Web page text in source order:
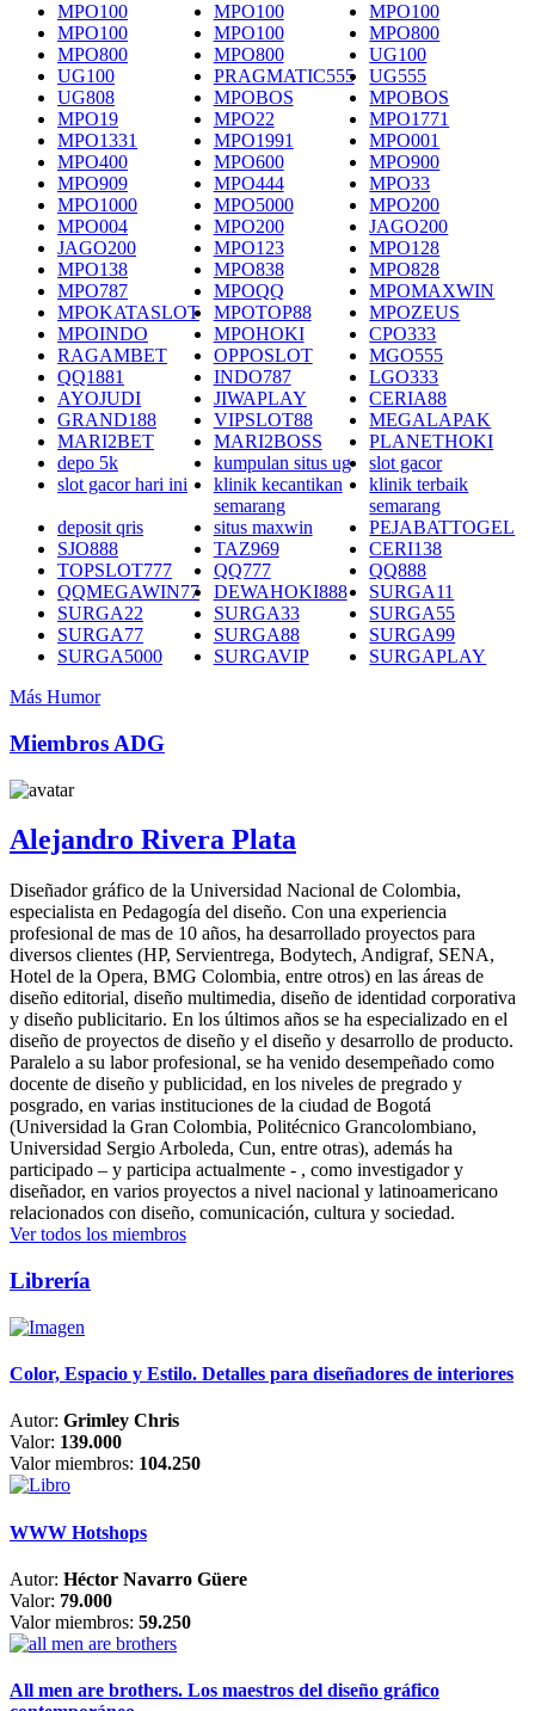
MPO100 MPO100
MPO100
MPO100
MPO100
MPO800
MPO800
MPO800
UG100
UG100
PRAGMATIC555
UG555
UG808
MPOBOS
MPOBOS
MPO19
MPO22
MPO1771
MPO1331
MPO1991
MPO001
MPO400
MPO600
MPO900
MPO909
MPO444
MPO33
MPO1000
MPO5000
MPO200
MPO004
MPO200
JAGO200
JAGO200
MPO123
MPO128
MPO138
MPO838
MPO828
MPO787
MPOQQ
MPOMAXWIN
MPOKATASLOT
MPOTOP88
MPOZEUS
MPOINDO
MPOHOKI
CPO333
RAGAMBET
OPPOSLOT
MGO555
QQ1881
INDO787
LGO333
AYOJUDI
JIWAPLAY
CERIA88
GRAND188
VIPSLOT88
MEGALAPAK
MARI2BET
MARI2BOSS
PLANETHOKI
depo 5k
kumpulan situs ug
slot gacor
slot gacor hari ini
klinik kecantikan
semarang
klinik terbaik
semarang
deposit qris
situs maxwin
PEJABATTOGEL
SJO888
TAZ969
CERI138
TOPSLOT777
QQ777
QQ888
QQMEGAWIN77
DEWAHOKI888
SURGA11
SURGA22
SURGA33
SURGA55
SURGA77
SURGA88
SURGA99
SURGA5000
SURGAVIP
SURGAPLAY
Más Humor
Miembros ADG
Alejandro Rivera Plata
Diseñador gráfico de la Universidad Nacional de Colombia,
especialista en Pedagogía del diseño. Con una experiencia
profesional de mas de 10 años, ha desarrollado proyectos para
diversos clientes (HP, Servientrega, Bodytech, Andigraf, SENA,
Hotel de la Opera, BMG Colombia, entre otros) en las áreas de
diseño editorial, diseño multimedia, diseño de identidad corporativa
y diseño publicitario. En los últimos años se ha especializado en el
diseño de proyectos de diseño y el diseño y desarrollo de producto.
Paralelo a su labor profesional, se ha venido desempeñado como
docente de diseño y publicidad, en los niveles de pregrado y
posgrado, en varias instituciones de la ciudad de Bogotá
(Universidad la Gran Colombia, Politécnico Grancolombiano,
Universidad Sergio Arboleda, Cun, entre otras), además ha
participado – y participa actualmente - , como investigador y
diseñador, en varios proyectos a nivel nacional y latinoamericano
relacionados con diseño, comunicación, cultura y sociedad.
Ver todos los miembros
Librería
Color, Espacio y Estilo. Detalles para diseñadores de interiores
Autor: Grimley Chris
Valor: 139.000
Valor miembros: 104.250
WWW Hotshops
Autor: Héctor Navarro Güere
Valor: 79.000
Valor miembros: 59.250
All men are brothers. Los maestros del diseño gráfico